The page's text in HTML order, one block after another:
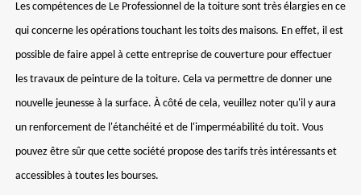
Les compétences de Le Professionnel de la toiture sont très élargies en ce
qui concerne les opérations touchant les toits des maisons. En effet, il est
possible de faire appel à cette entreprise de couverture pour effectuer
les travaux de peinture de la toiture. Cela va permettre de donner une
nouvelle jeunesse à la surface. À côté de cela, veuillez noter qu'il y aura
un renforcement de l'étanchéité et de l'imperméabilité du toit. Vous
pouvez être sûr que cette société propose des tarifs très intéressants et
accessibles à toutes les bourses.